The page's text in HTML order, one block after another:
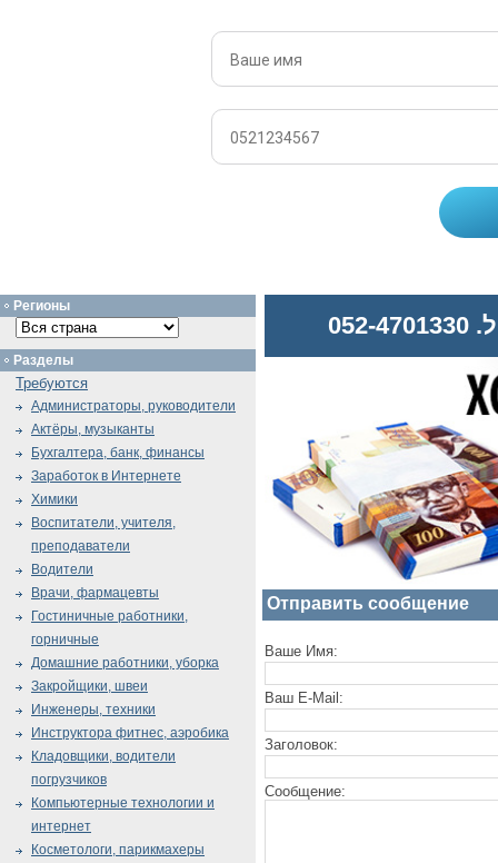
Отправить сообщение
Ваше Имя:
Ваш E-Mail:
Заголовок:
Сообщение:
Регионы
Разделы
Требуются
Администраторы, руководители
Актёры, музыканты
Бухгалтера, банк, финансы
Заработок в Интернете
Химики
Воспитатели, учителя,
преподаватели
Водители
Врачи, фармацевты
Гостиничные работники,
горничные
Домашние работники, уборка
Закройщики, швеи
Инженеры, техники
Инструктора фитнес, аэробика
Кладовщики, водители
погрузчиков
Компьютерные технологии и
интернет
Косметологи, парикмахеры